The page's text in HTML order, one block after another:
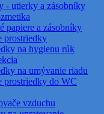
- utierky a zásobníky
papiere a zásobníky
prostriedky
na hygienu rúk
na umývanie riadu
prostriedky do WC
vzduchu